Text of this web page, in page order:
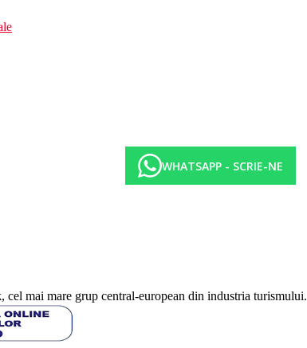
WHATSAPP - SCRIE-NE
, cel mai mare grup central-european din industria turismului.